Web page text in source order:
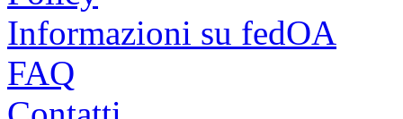
Informazioni su fedOA
FAQ